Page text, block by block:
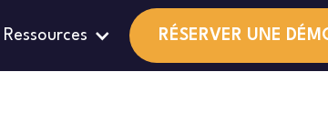
Ressources RÉSERVER UNE